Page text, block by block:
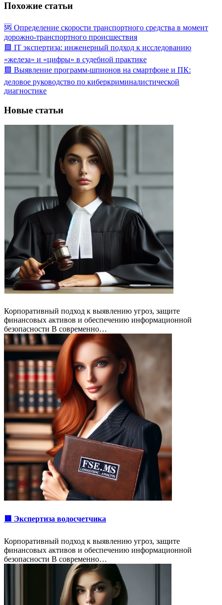
Похожие статьи
🆘 Определение скорости транспортного средства в момент
дорожно-транспортного происшествия
🟩 IT экспертиза: инженерный подход к исследованию
«железа» и «цифры» в судебной практике
🟩 Выявление программ-шпионов на смартфоне и ПК:
деловое руководство по киберкриминалистической
диагностике
Новые статьи
Корпоративный подход к выявлению угроз, защите
финансовых активов и обеспечению информационной
безопасности В современно…
🟥 Экспертиза водосчетчика
Корпоративный подход к выявлению угроз, защите
финансовых активов и обеспечению информационной
безопасности В современно…